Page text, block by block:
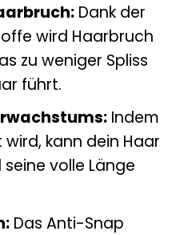
Dank der
wird Haarbruch
zu weniger Spliss
führt.
Indem
kann dein Haar
volle Länge
Das Anti-Snap